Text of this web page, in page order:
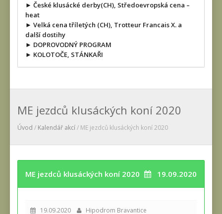
► České klusácké derby(CH), Středoevropská cena –
heat
► Velká cena tříletých (CH), Trotteur Francais X. a
další dostihy
► DOPROVODNÝ PROGRAM
► KOLOTOČE, STÁNKAŘI
ME jezdců klusáckých koní 2020
Úvod / Kalendář akcí/ ME jezdců klusáckých koní 2020
ME jezdců klusáckých koní 2020 19.09.2020
19.09.2020 Hipodrom Bravantice